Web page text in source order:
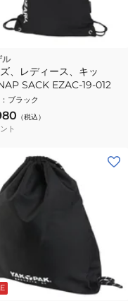
ル
、レディース、キッ
SACK EZAC-19-012
： ブラック
（税込）
ト